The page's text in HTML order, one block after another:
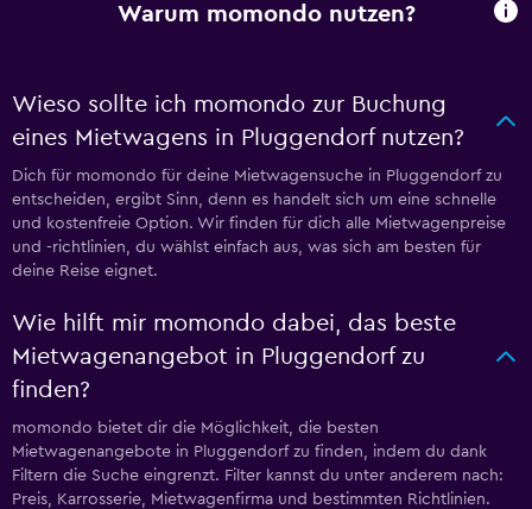
Warum momondo nutzen?
Wieso sollte ich momondo zur Buchung
eines Mietwagens in Pluggendorf nutzen?
Dich für momondo für deine Mietwagensuche in Pluggendorf zu
entscheiden, ergibt Sinn, denn es handelt sich um eine schnelle
und kostenfreie Option. Wir finden für dich alle Mietwagenpreise
und -richtlinien, du wählst einfach aus, was sich am besten für
deine Reise eignet.
Wie hilft mir momondo dabei, das beste
Mietwagenangebot in Pluggendorf zu
finden?
momondo bietet dir die Möglichkeit, die besten
Mietwagenangebote in Pluggendorf zu finden, indem du dank
Filtern die Suche eingrenzt. Filter kannst du unter anderem nach:
Preis, Karrosserie, Mietwagenfirma und bestimmten Richtlinien.